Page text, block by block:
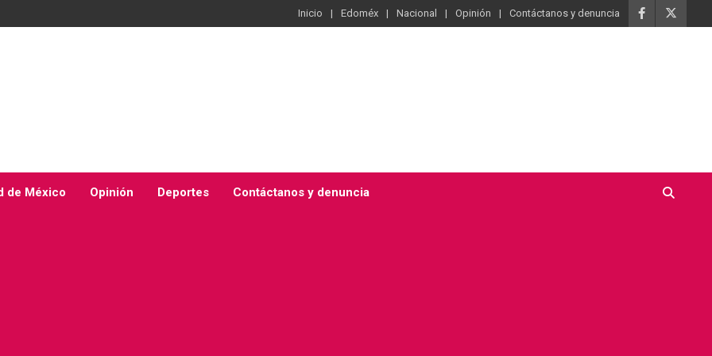
Inicio Edoméx Nacional Opinión Contáctanos y denuncia
de México Opinión Deportes Contáctanos y denuncia